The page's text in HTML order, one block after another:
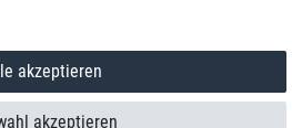
TEN Computervertrieb GmbH
akzeptieren
akzeptieren